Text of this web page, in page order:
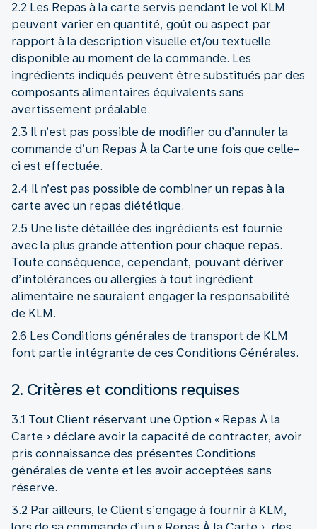
2.2 Les Repas à la carte servis pendant le vol KLM
peuvent varier en quantité, goût ou aspect par
rapport à la description visuelle et/ou textuelle
disponible au moment de la commande. Les
ingrédients indiqués peuvent être substitués par des
composants alimentaires équivalents sans
avertissement préalable.
2.3 Il n’est pas possible de modifier ou d’annuler la
commande d’un Repas À la Carte une fois que celle-
ci est effectuée.
2.4 Il n’est pas possible de combiner un repas à la
carte avec un repas diététique.
2.5 Une liste détaillée des ingrédients est fournie
avec la plus grande attention pour chaque repas.
Toute conséquence, cependant, pouvant dériver
d’intolérances ou allergies à tout ingrédient
alimentaire ne sauraient engager la responsabilité
de KLM.
2.6 Les Conditions générales de transport de KLM
font partie intégrante de ces Conditions Générales.
2. Critères et conditions requises
3.1 Tout Client réservant une Option « Repas À la
Carte » déclare avoir la capacité de contracter, avoir
pris connaissance des présentes Conditions
générales de vente et les avoir acceptées sans
réserve.
3.2 Par ailleurs, le Client s’engage à fournir à KLM,